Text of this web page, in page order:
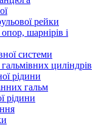
рейки
шарнірів і
системи
циліндрів
рідини
гальм
рідини